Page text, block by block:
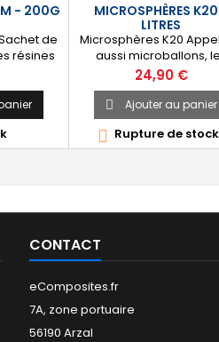
- 200G
de
résines
Permet
mastic
+
MICROSPHÈRES
LITRES
Microsphères K20
aussi microballons,
microsphères servent
alleger les résines
ou époxy.
Litres.
Prix
24,90 €
 Ajouter au panier
 Rupture de stock
CONTACT
eComposites.fr
7A, zone portuaire
56190 Arzal